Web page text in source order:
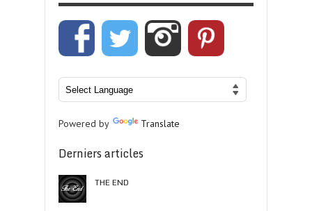
Powered by Translate
Derniers articles
THE END